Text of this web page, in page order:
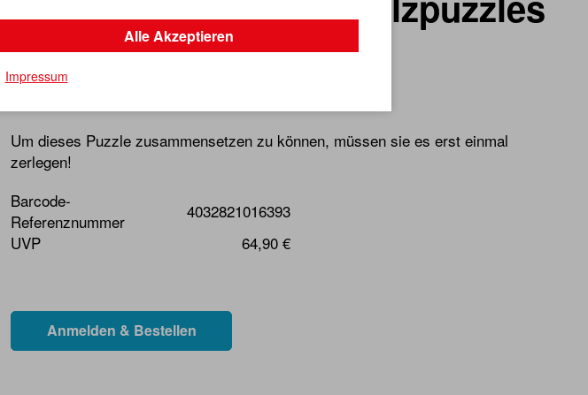
(12)
Um dieses Puzzle zusammensetzen zu können, müssen sie es erst einmal
zerlegen!
Barcode-
Referenznummer
4032821016393
UVP
64,90 €
Alle Akzeptieren
Impressum